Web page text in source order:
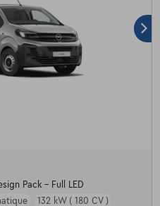
Pack - Full LED
132 kW ( 180 CV )